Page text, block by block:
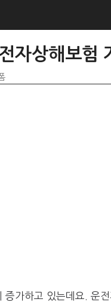
자상해보험
가하고 있는데요. 운